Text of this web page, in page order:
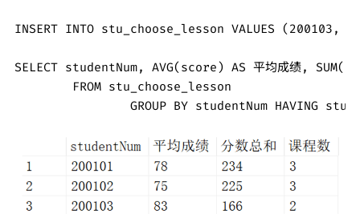
INSERT INTO stu_choose_lesson VALUES
SELECT studentNum, AVG(score) AS 平均成绩,
GROUP BY studentNum HAVING